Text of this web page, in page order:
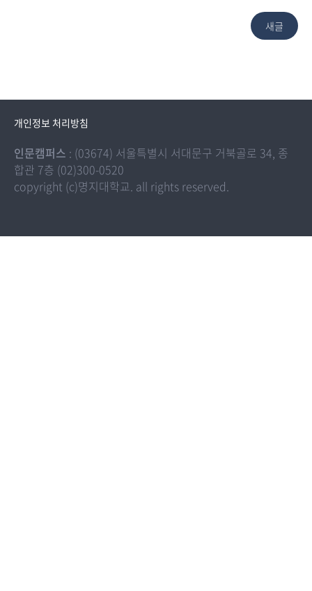
개인정보 처리방침
인문캠퍼스 : (03674) 서울특별시 서대문구 거북골로 34, 종
합관 7층 (02)300-0520
copyright (c)명지대학교. all rights reserved.